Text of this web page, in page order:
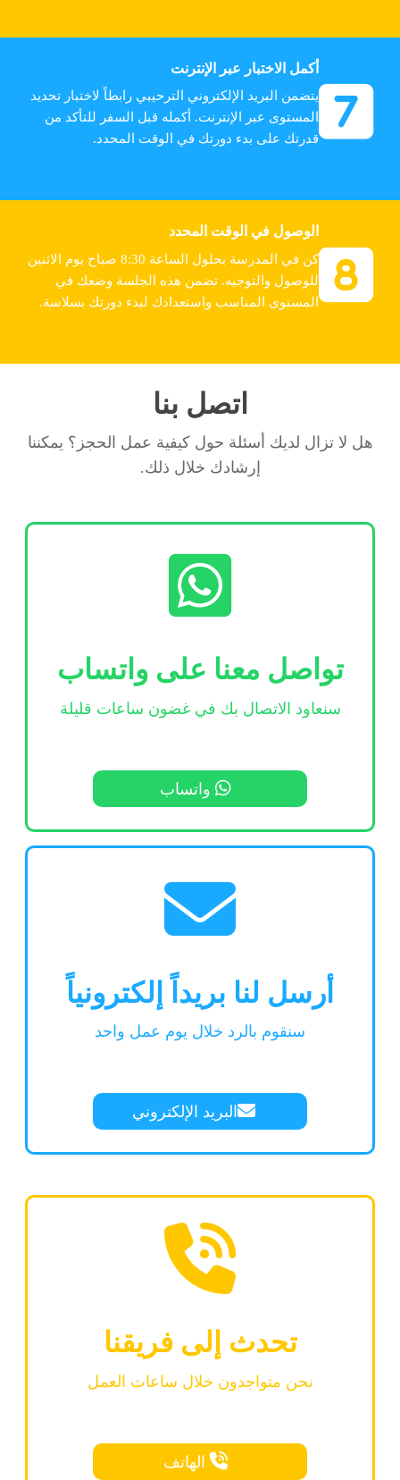
أكمل الاختبار عبر الإنترنت
يتضمن البريد الإلكتروني الترحيبي رابطاً لاختبار تحديد
المستوى عبر الإنترنت. أكمله قبل السفر للتأكد من
قدرتك على بدء دورتك في الوقت المحدد.
الوصول في الوقت المحدد
كن في المدرسة بحلول الساعة 8:30 صباح يوم الاثنين
للوصول والتوجيه. تضمن هذه الجلسة وضعك في
المستوى المناسب واستعدادك لبدء دورتك بسلاسة.
اتصل بنا
هل لا تزال لديك أسئلة حول كيفية عمل الحجز؟ يمكننا
إرشادك خلال ذلك.
تواصل معنا على واتساب
سنعاود الاتصال بك في غضون ساعات قليلة
واتساب
أرسل لنا بريداً إلكترونياً
سنقوم بالرد خلال يوم عمل واحد
البريد الإلكتروني
تحدث إلى فريقنا
نحن متواجدون خلال ساعات العمل
الهاتف